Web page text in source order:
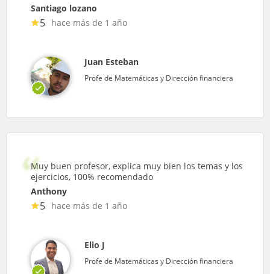
Santiago lozano
5 hace más de 1 año
Juan Esteban
Profe de Matemáticas y Dirección financiera
Muy buen profesor, explica muy bien los temas y los
ejercicios, 100% recomendado
Anthony
5 hace más de 1 año
Elio J
Profe de Matemáticas y Dirección financiera